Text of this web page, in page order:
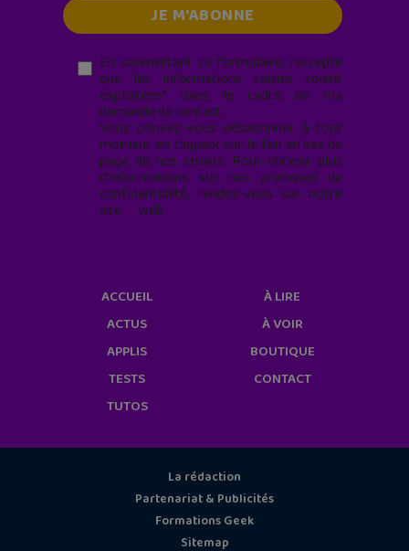
En soumettant ce formulaire, j’accepte
que les informations saisies soient
exploitées* dans le cadre de ma
demande de contact.
Vous pouvez vous désabonner à tout
moment en cliquant sur le lien en bas de
page de nos emails. Pour obtenir plus
d'informations sur nos pratiques de
confidentialité, rendez-vous sur notre
site web
ACCUEIL
ACTUS
APPLIS
TESTS
TUTOS
À LIRE
À VOIR
BOUTIQUE
CONTACT
La rédaction
Partenariat & Publicités
Formations Geek
Sitemap